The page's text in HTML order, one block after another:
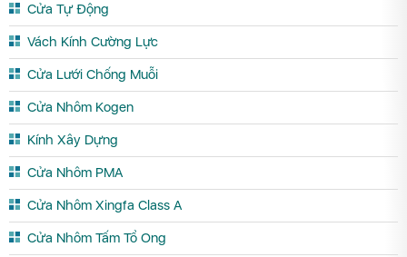
Cửa Tự Động
Vách Kính Cường Lực
Cửa Lưới Chống Muỗi
Cửa Nhôm Kogen
Kính Xây Dựng
Cửa Nhôm PMA
Cửa Nhôm Xingfa Class A
Cửa Nhôm Tấm Tổ Ong